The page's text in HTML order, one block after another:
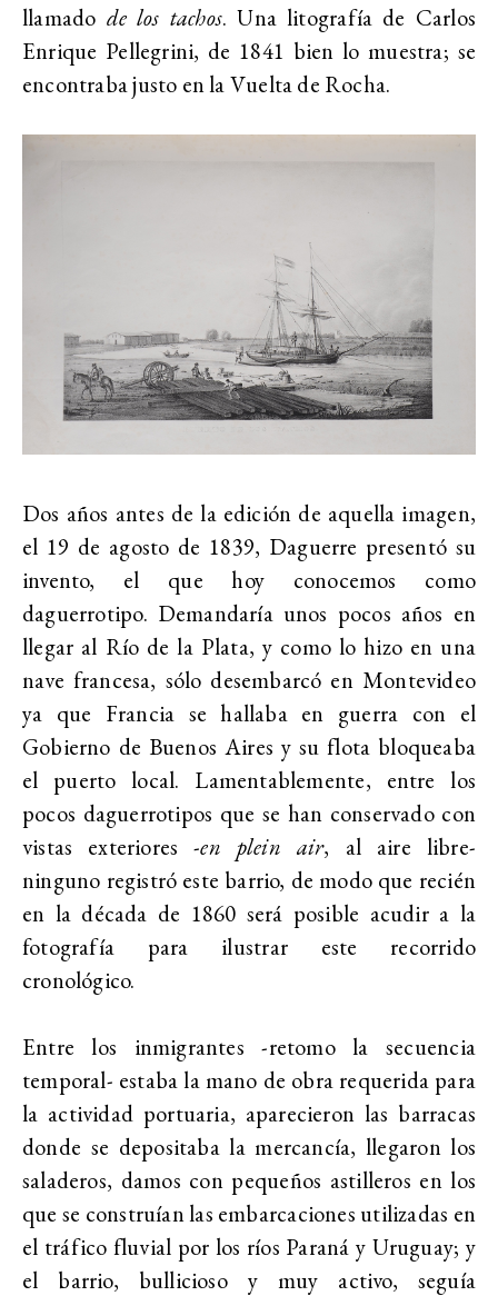
llamado de los tachos. Una litografía de Carlos
Enrique Pellegrini, de 1841 bien lo muestra; se
encontraba justo en la Vuelta de Rocha.
Dos años antes de la edición de aquella imagen,
el 19 de agosto de 1839, Daguerre presentó su
invento, el que hoy conocemos como
daguerrotipo. Demandaría unos pocos años en
llegar al Río de la Plata, y como lo hizo en una
nave francesa, sólo desembarcó en Montevideo
ya que Francia se hallaba en guerra con el
Gobierno de Buenos Aires y su flota bloqueaba
el puerto local. Lamentablemente, entre los
pocos daguerrotipos que se han conservado con
vistas exteriores -en plein air, al aire libre-
ninguno registró este barrio, de modo que recién
en la década de 1860 será posible acudir a la
fotografía para ilustrar este recorrido
cronológico.
Entre los inmigrantes -retomo la secuencia
temporal- estaba la mano de obra requerida para
la actividad portuaria, aparecieron las barracas
donde se depositaba la mercancía, llegaron los
saladeros, damos con pequeños astilleros en los
que se construían las embarcaciones utilizadas en
el tráfico fluvial por los ríos Paraná y Uruguay; y
el barrio, bullicioso y muy activo, seguía